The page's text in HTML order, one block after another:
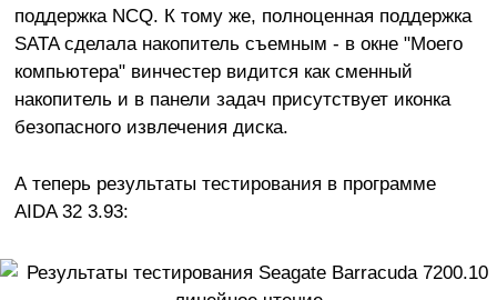
поддержка NCQ. К тому же, полноценная поддержка
SATA сделала накопитель съемным - в окне "Моего
компьютера" винчестер видится как сменный
накопитель и в панели задач присутствует иконка
безопасного извлечения диска.
А теперь результаты тестирования в программе
AIDA 32 3.93: